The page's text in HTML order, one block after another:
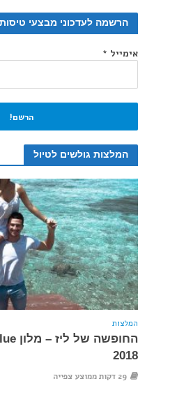
הרשמה לעדכוני מבצעי טיסות
אימייל *
המלצות גולשים לטיול
המלצות
2018
29 דקות ממוצע צפייה